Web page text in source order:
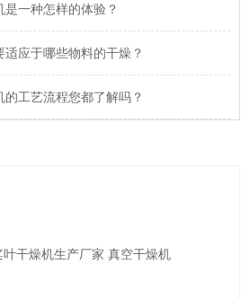
一种怎样的体验？
应于哪些物料的干燥？
工艺流程您都了解吗？